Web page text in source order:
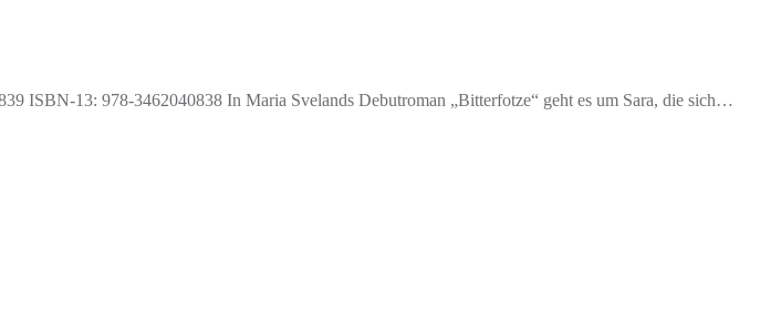
ISBN-13: 978-3462040838 In Maria Svelands Debutroman „Bitterfotze“ geht es um Sara, die sich…